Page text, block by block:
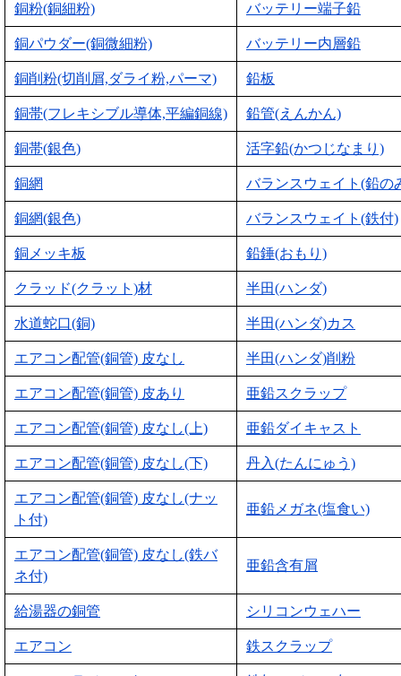
銅粉(銅細粉) バッテリー端子鉛
銅パウダー(銅微細粉) バッテリー内層鉛
銅削粉(切削屑,ダライ粉,パーマ) 鉛板
銅帯(フレキシブル導体,平編銅線) 鉛管(えんかん)
銅帯(銀色) 活字鉛(かつじなまり)
銅網 バランスウェイト(鉛の
銅網(銀色) バランスウェイト(鉄付)
銅メッキ板 鉛錘(おもり)
クラッド(クラット)材 半田(ハンダ)
水道蛇口(銅) 半田(ハンダ)カス
エアコン配管(銅管) 皮なし 半田(ハンダ)削粉
エアコン配管(銅管) 皮あり 亜鉛スクラップ
エアコン配管(銅管) 皮なし(上) 亜鉛ダイキャスト
エアコン配管(銅管) 皮なし(下) 丹入(たんにゅう)
エアコン配管(銅管) 皮なし(ナッ
ト付)
亜鉛メガネ(塩食い)
エアコン配管(銅管) 皮なし(鉄バ
ネ付)
亜鉛含有屑
給湯器の銅管 シリコンウェハー
エアコン 鉄スクラップ